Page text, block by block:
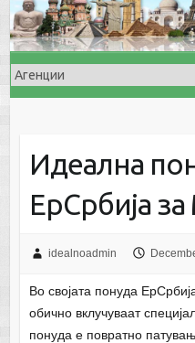
Идеална
ЕрСрбија
idealnoadmin
Во својата понуда
обично вклучуваат
понуда е повратно